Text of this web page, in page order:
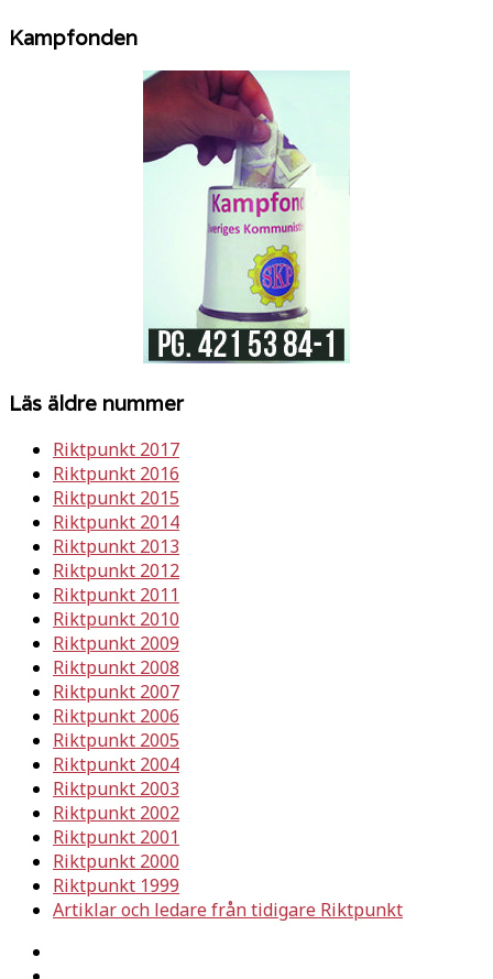
Kampfonden
Läs äldre nummer
Riktpunkt 2017
Riktpunkt 2016
Riktpunkt 2015
Riktpunkt 2014
Riktpunkt 2013
Riktpunkt 2012
Riktpunkt 2011
Riktpunkt 2010
Riktpunkt 2009
Riktpunkt 2008
Riktpunkt 2007
Riktpunkt 2006
Riktpunkt 2005
Riktpunkt 2004
Riktpunkt 2003
Riktpunkt 2002
Riktpunkt 2001
Riktpunkt 2000
Riktpunkt 1999
Artiklar och ledare från tidigare Riktpunkt